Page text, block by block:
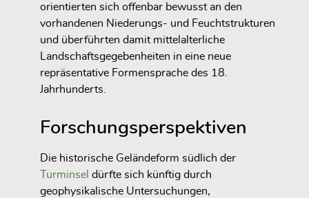
orientierten sich offenbar bewusst an den
vorhandenen Niederungs- und Feuchtstrukturen
und überführten damit mittelalterliche
Landschaftsgegebenheiten in eine neue
repräsentative Formensprache des 18.
Jahrhunderts.
Forschungsperspektiven
Die historische Geländeform südlich der
Turminsel dürfte sich künftig durch
geophysikalische Untersuchungen,